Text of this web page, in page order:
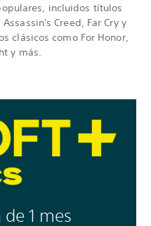
incluidos títulos
Creed, Far Cry y
clásicos como For Honor,
y más.
1 mes